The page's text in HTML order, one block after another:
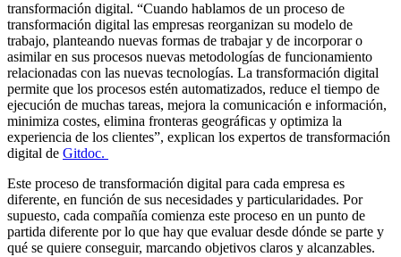
transformación digital. “Cuando hablamos de un proceso de
transformación digital las empresas reorganizan su modelo de
trabajo, planteando nuevas formas de trabajar y de incorporar o
asimilar en sus procesos nuevas metodologías de funcionamiento
relacionadas con las nuevas tecnologías. La transformación digital
permite que los procesos estén automatizados, reduce el tiempo de
ejecución de muchas tareas, mejora la comunicación e información,
minimiza costes, elimina fronteras geográficas y optimiza la
experiencia de los clientes”, explican los expertos de transformación
digital de Gitdoc.
Este proceso de transformación digital para cada empresa es
diferente, en función de sus necesidades y particularidades. Por
supuesto, cada compañía comienza este proceso en un punto de
partida diferente por lo que hay que evaluar desde dónde se parte y
qué se quiere conseguir, marcando objetivos claros y alcanzables.